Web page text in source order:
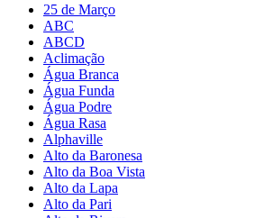
25 de Março
ABC
ABCD
Aclimação
Água Branca
Água Funda
Água Podre
Água Rasa
Alphaville
Alto da Baronesa
Alto da Boa Vista
Alto da Lapa
Alto da Pari